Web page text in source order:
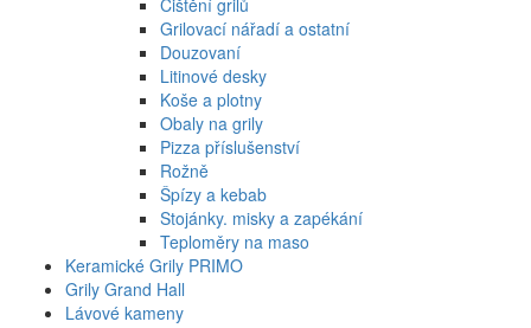
Grilovací nářadí a ostatní
Douzovaní
Litinové desky
Koše a plotny
Obaly na grily
Pizza příslušenství
Rožně
Špízy a kebab
Stojánky. misky a zapékání
Teploměry na maso
Keramické Grily PRIMO
Grily Grand Hall
Lávové kameny